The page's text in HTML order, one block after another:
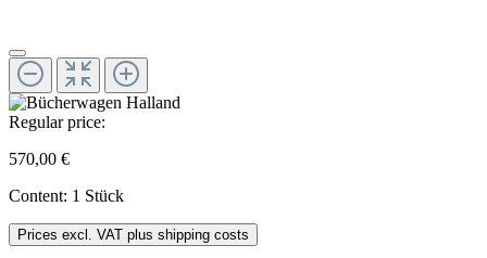
Regular price:
570,00 €
Content: 1 Stück
Prices excl. VAT plus shipping costs